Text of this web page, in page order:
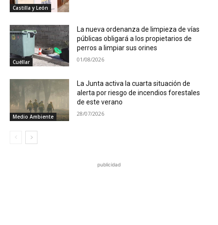
Castilla y León
Cuéllar
La nueva ordenanza de limpieza de vías
públicas obligará a los propietarios de
perros a limpiar sus orines
01/08/2026
Medio Ambiente
La Junta activa la cuarta situación de
alerta por riesgo de incendios forestales
de este verano
28/07/2026
publicidad